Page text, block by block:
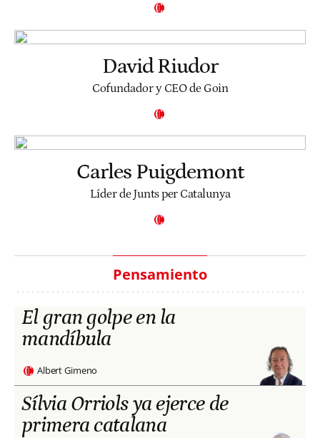
David Riudor
Cofundador y CEO de Goin
Carles Puigdemont
Líder de Junts per Catalunya
Pensamiento
El gran golpe en la
mandíbula
Albert Gimeno
Sílvia Orriols ya ejerce de
primera catalana